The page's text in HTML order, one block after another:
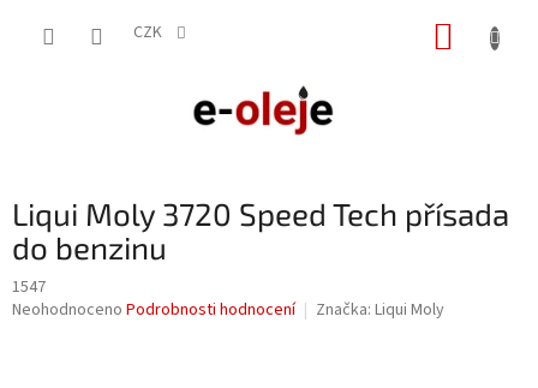
CZK
Liqui Moly 3720 Speed Tech přísada
do benzinu
1547
Průměrné
Neohodnoceno Podrobnosti hodnocení Značka: Liqui Moly